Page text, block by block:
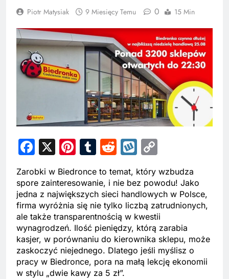
Piotr Matysiak 9 Miesięcy Temu 0 15 Min
Facebook
X Pinterest
Tumblr
RedditWykop
Link
Zarobki w Biedronce to temat, który wzbudza
spore zainteresowanie, i nie bez powodu! Jako
jedna z największych sieci handlowych w Polsce,
firma wyróżnia się nie tylko liczbą zatrudnionych,
ale także transparentnością w kwestii
wynagrodzeń. Ilość pieniędzy, którą zarabia
kasjer, w porównaniu do kierownika sklepu, może
zaskoczyć niejednego. Dlatego jeśli myślisz o
pracy w Biedronce, pora na małą lekcję ekonomii
w stylu „dwie kawy za 5 zł”.